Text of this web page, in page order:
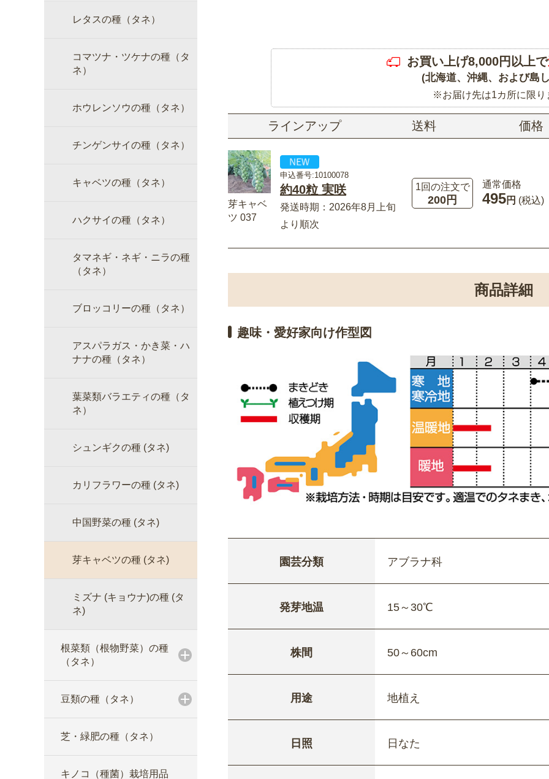
レタスの種（タネ）
コマツナ・ツケナの種（タ
ネ）
ホウレンソウの種（タネ）
チンゲンサイの種（タネ）
キャベツの種（タネ）
ハクサイの種（タネ）
タマネギ・ネギ・ニラの種
（タネ）
ブロッコリーの種（タネ）
アスパラガス・かき菜・ハ
ナナの種（タネ）
葉菜類バラエティの種（タ
ネ）
シュンギクの種 (タネ)
カリフラワーの種 (タネ)
中国野菜の種 (タネ)
芽キャベツの種 (タネ)
ミズナ (キョウナ)の種 (タ
ネ)
根菜類（根物野菜）の種
（タネ）
豆類の種（タネ）
芝・緑肥の種（タネ）
キノコ（種菌）栽培用品
お買い上げ8,000円以上で
(北海道、沖縄、および島
※お届け先は1カ所に限り
ラインアップ 送料 価格
芽キャベ
ツ 037
申込番号:10100078
約40粒 実咲
発送時期：2026年8月上旬
より順次
1回の注文で
200円
通常価格
495円 (税込)
商品詳細
趣味・愛好家向け作型図
園芸分類 アブラナ科
発芽地温 15～30℃
株間 50～60cm
用途 地植え
日照 日なた